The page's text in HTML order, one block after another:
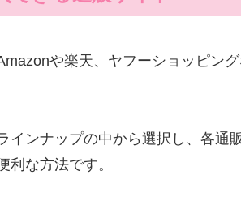
や楽天、ヤフーショッピン
インナップの中から選択し、各通
利な方法です。